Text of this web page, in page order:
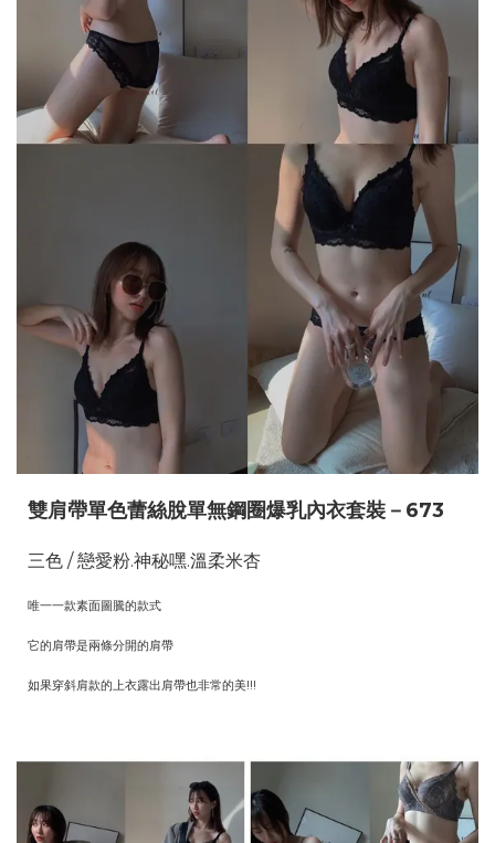
雙肩帶單色蕾絲脫單無鋼圈爆乳內衣套裝－673
三色 / 戀愛粉.神秘嘿.溫柔米杏
唯一一款素面圖騰的款式
它的肩帶是兩條分開的肩帶
如果穿斜肩款的上衣露出肩帶也非常的美!!!